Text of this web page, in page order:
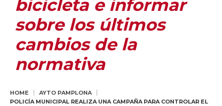
bicicleta e informar
sobre los últimos
cambios de la
normativa
HOME
AYTO PAMPLONA
POLICÍA MUNICIPAL REALIZA UNA CAMPAÑA PARA CONTROLAR EL